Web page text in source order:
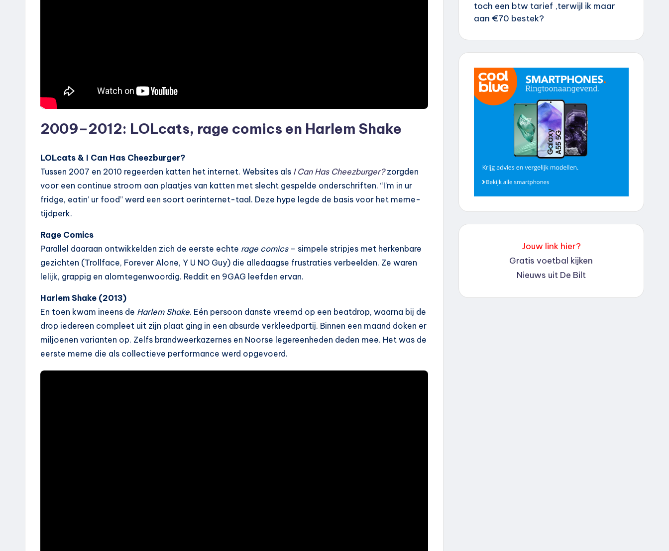
2009–2012: LOLcats, rage comics en Harlem Shake
LOLcats & I Can Has Cheezburger?
Tussen 2007 en 2010 regeerden katten het internet. Websites als I Can Has Cheezburger?zorgden
voor een continue stroom aan plaatjes van katten met slecht gespelde onderschriften. “I’m in ur
fridge, eatin’ ur food” werd een soort oerinternet-taal. Deze hype legde de basis voor het meme-
tijdperk.
Rage Comics
Parallel daaraan ontwikkelden zich de eerste echte rage comics– simpele stripjes met herkenbare
gezichten (Trollface, Forever Alone, Y U NO Guy) die alledaagse frustraties verbeelden. Ze waren
lelijk, grappig en alomtegenwoordig. Reddit en 9GAG leefden ervan.
Harlem Shake (2013)
En toen kwam ineens de Harlem Shake. Eén persoon danste vreemd op een beatdrop, waarna bij de
drop iedereen compleet uit zijn plaat ging in een absurde verkleedpartij. Binnen een maand doken er
miljoenen varianten op. Zelfs brandweerkazernes en Noorse legereenheden deden mee. Het was de
eerste meme die als collectieve performance werd opgevoerd.
toch een btw tarief ,terwijl ik maar
aan €70 bestek?
Jouw link hier?
Gratis voetbal kijken
Nieuws uit De Bilt